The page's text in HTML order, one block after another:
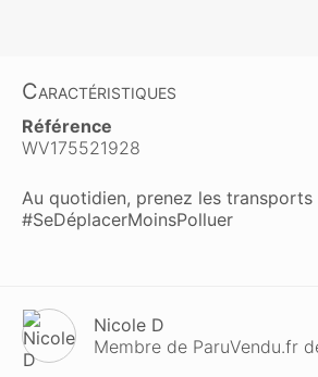
Caractéristiques
Référence
WV175521928
Au quotidien, prenez les transports
#SeDéplacerMoinsPolluer
Nicole D
Membre de ParuVendu.fr